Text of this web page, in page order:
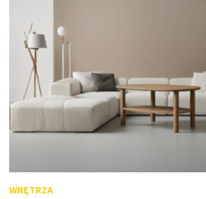
WNĘTRZA